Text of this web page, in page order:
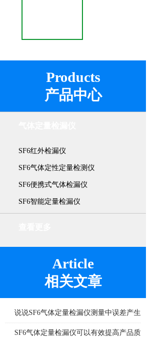
Products
产品中心
SF6红外检漏仪
SF6气体定性定量检测仪
SF6便携式气体检漏仪
SF6智能定量检漏仪
Article
相关文章
说说SF6气体定量检漏仪测量中误差产生
的8个因素
SF6气体定量检漏仪可以有效提高产品质